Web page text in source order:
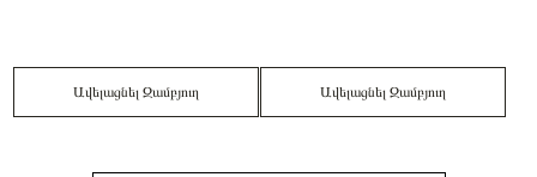
Ավելացնել Զամբյուղ Ավելացնել Զամբյուղ